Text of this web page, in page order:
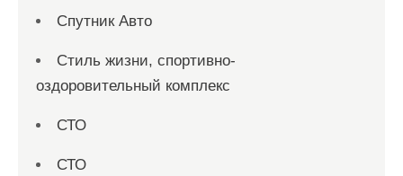
Спутник Авто
Стиль жизни, спортивно-
оздоровительный комплекс
СТО
СТО